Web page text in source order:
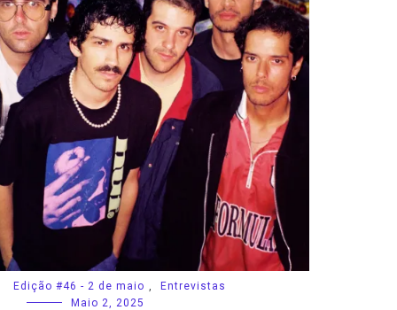
Edição #46 - 2 de maio ,
Entrevistas
Maio 2, 2025